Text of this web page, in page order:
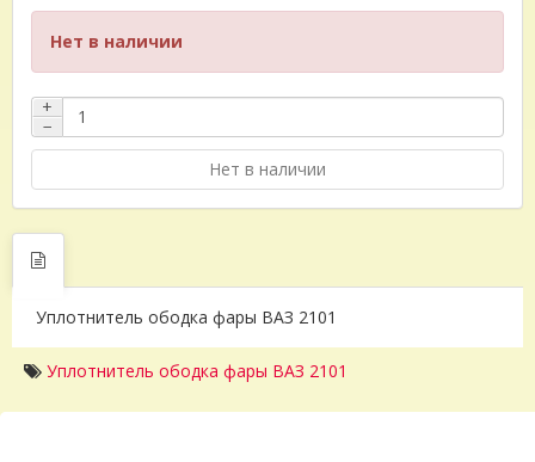
Нет в наличии
+
−
Нет в наличии
Уплотнитель ободка фары ВАЗ 2101
Уплотнитель ободка фары ВАЗ 2101